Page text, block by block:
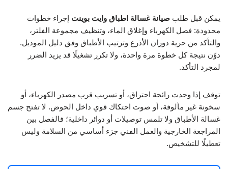
يمكن قبل طلب صيانة غسالة اطباق وايت بوينت إجراء خطوات
محدودة: فصل الكهرباء وإغلاق الماء، وتنظيف مجموعة الفلتر،
والتأكد من حرية دوران الأذرع وترتيب الأطباق وفق دليل الموديل.
دوّن نتيجة كل خطوة مرة واحدة، ولا تكرر تشغيلًا قد يزيد الضرر
لمجرد التأكد.
توقف إذا وجدت رائحة احتراق، أو تسريب قرب مصدر الكهرباء، أو
سخونة غير مألوفة، أو صوت احتكاك قوي داخل الحوض. لا تفتح جسم
غسالة الأطباق ولا تلمس توصيلات أو دوائر داخلية؛ فالفصل بين
المراجعة الخارجية والعمل الفني جزء أساسي من السلامة وليس
تعطيلًا للتشخيص.